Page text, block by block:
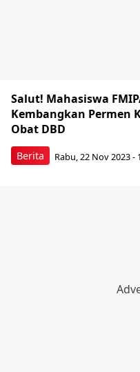
Berita
Salut! Mahasiswa
Kembangkan Permen
Obat DBD
Rabu, 22 Nov 2023 -